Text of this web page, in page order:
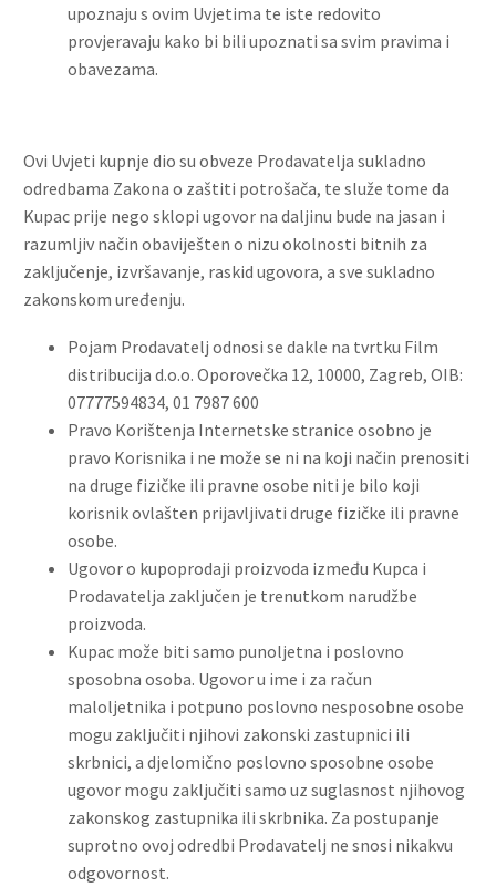
upoznaju s ovim Uvjetima te iste redovito
provjeravaju kako bi bili upoznati sa svim pravima i
obavezama.
Ovi Uvjeti kupnje dio su obveze Prodavatelja sukladno
odredbama Zakona o zaštiti potrošača, te služe tome da
Kupac prije nego sklopi ugovor na daljinu bude na jasan i
razumljiv način obaviješten o nizu okolnosti bitnih za
zaključenje, izvršavanje, raskid ugovora, a sve sukladno
zakonskom uređenju.
Pojam Prodavatelj odnosi se dakle na tvrtku Film
distribucija d.o.o. Oporovečka 12, 10000, Zagreb, OIB:
07777594834, 01 7987 600
Pravo Korištenja Internetske stranice osobno je
pravo Korisnika i ne može se ni na koji način prenositi
na druge fizičke ili pravne osobe niti je bilo koji
korisnik ovlašten prijavljivati druge fizičke ili pravne
osobe.
Ugovor o kupoprodaji proizvoda između Kupca i
Prodavatelja zaključen je trenutkom narudžbe
proizvoda.
Kupac može biti samo punoljetna i poslovno
sposobna osoba. Ugovor u ime i za račun
maloljetnika i potpuno poslovno nesposobne osobe
mogu zaključiti njihovi zakonski zastupnici ili
skrbnici, a djelomično poslovno sposobne osobe
ugovor mogu zaključiti samo uz suglasnost njihovog
zakonskog zastupnika ili skrbnika. Za postupanje
suprotno ovoj odredbi Prodavatelj ne snosi nikakvu
odgovornost.